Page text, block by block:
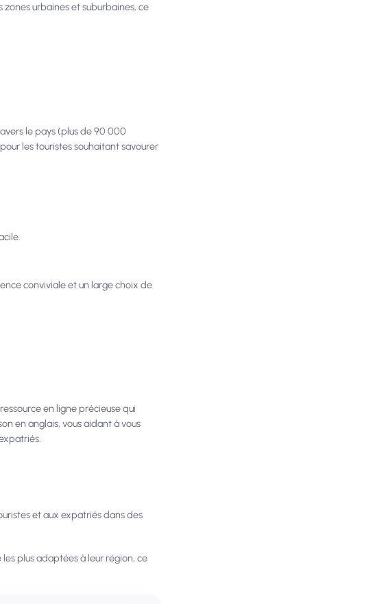
urbaines et suburbaines, ce
le pays (plus de 90 000
les touristes souhaitant savourer
conviviale et un large choix de
en ligne précieuse qui
en anglais, vous aidant à vous
et aux expatriés dans des
plus adaptées à leur région, ce